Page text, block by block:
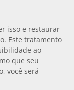
isso e restaurar
Este tratamento
ao
que seu
você será